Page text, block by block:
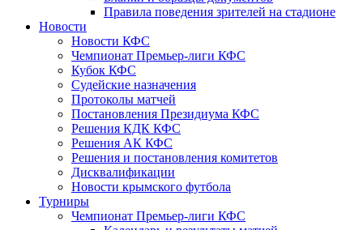
Правила поведения зрителей на стадионе
Новости
Новости КФС
Чемпионат Премьер-лиги КФС
Кубок КФС
Судейские назначения
Протоколы матчей
Постановления Президиума КФС
Решения КДК КФС
Решения АК КФС
Решения и постановления комитетов
Дисквалификации
Новости крымского футбола
Турниры
Чемпионат Премьер-лиги КФС